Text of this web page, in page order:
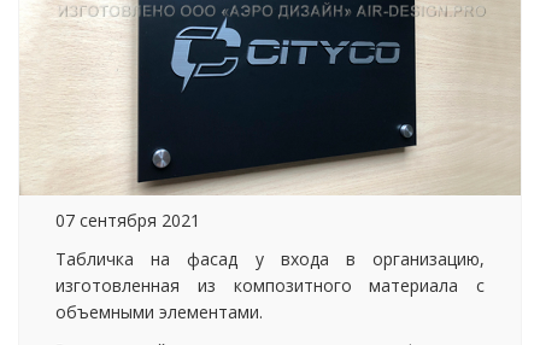
07 сентября 2021
Табличка на фасад у входа в организацию,
изготовленная из композитного материала с
объемными элементами.